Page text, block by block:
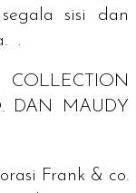
sisi dan
.
DAN MAUDY